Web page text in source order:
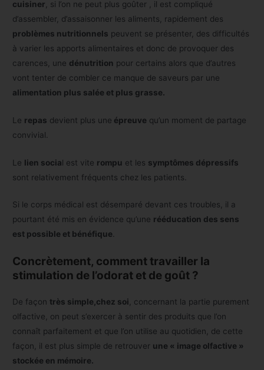
cuisiner , si l’on ne peut plus goûter , il est compliqué
d’assembler, d’assaisonner les aliments, rapidement des
problèmes nutritionnels peuvent se présenter, des difficultés
à varier les apports alimentaires et donc de provoquer des
carences, une dénutrition pour certains alors que d’autres
vont tenter de combler ce manque de saveurs par une
alimentation plus salée et plus grasse.
Le repas devient plus une épreuve qu’un moment de partage
convivial.
Le lien social est vite rompu et les symptômes dépressifs
sont relativement fréquents chez les patients.
Si le corps médical est désemparé devant ces troubles, il a
pourtant été mis en évidence qu’une rééducation des sens
est possible et bénéfique.
Concrètement, comment travailler la
stimulation de l’odorat et de goût ?
De façontrès simple,chez soi , concernant la partie purement
olfactive, on peut s’exercer à sentir des produits que l’on
connaît parfaitement et que l’on utilise au quotidien, de cette
façon, il est plus simple de retrouver une « image olfactive »
stockée en mémoire.